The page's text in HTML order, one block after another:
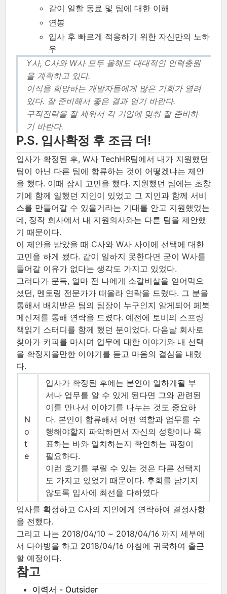
같이 일할 동료 및 팀에 대한 이해
연봉
입사 후 빠르게 적응하기 위한 자신만의 노하
우
Y사, C사와 W사 모두 올해도 대대적인 인력충원
을 계획하고 있다.
이직을 희망하는 개발자들에게 많은 기회가 열려
있다. 잘 준비해서 좋은 결과 얻기 바란다.
구직전략을 잘 세워서 각 기업에 맞춰 잘 준비하
기 바란다.
P.S. 입사확정 후 조금 더!
입사가 확정된 후, W사 TechHR팀에서 내가 지원했던
팀이 아닌 다른 팀에 합류하는 것이 어떻겠냐는 제안
을 했다. 이때 잠시 고민을 했다. 지원했던 팀에는 초창
기에 함께 일했던 지인이 있었고 그 지인과 함께 서비
스를 만들어갈 수 있을거라는 기대를 안고 지원했었는
데, 정작 회사에서 내 지원의사와는 다른 팀을 제안했
기 때문이다.
이 제안을 받았을 때 C사와 W사 사이에 선택에 대한
고민을 하게 됐다. 같이 일하지 못한다면 굳이 W사를
들어갈 이유가 없다는 생각도 가지고 있었다.
그러다가 문득, 얼마 전 나에게 소갈비살을 얻어먹으
셨던, 멘토링 전문가가 떠올라 연락을 드렸다. 그 분을
통해서 배치받은 팀의 팀장이 누구인지 알게되어 페북
메신저를 통해 연락을 드렸다. 예전에 토비의 스프링
책읽기 스터디를 함께 했던 분이었다. 다음날 회사로
찾아가 커피를 마시며 업무에 대한 이야기와 내 선택
을 확정지을만한 이야기를 듣고 마음의 결심을 내렸
다.
N
o
t
e
입사가 확정된 후에는 본인이 일하게될 부
서나 업무를 알 수 있게 된다면 그와 관련된
이를 만나서 이야기를 나누는 것도 중요하
다. 본인이 합류해서 어떤 역할과 업무를 수
행해야할지 파악하면서 자신의 성향이나 목
표하는 바와 일치하는지 확인하는 과정이
필요하다.
이런 호기를 부릴 수 있는 것은 다른 선택지
도 가지고 있었기 때문이다. 후회를 남기지
않도록 입사에 최선을 다하였다
입사를 확정하고 C사의 지인에게 연락하여 결정사항
을 전했다.
그리고 나는 2018/04/10 ~ 2018/04/16 까지 세부에
서 다아빙을 하고 2018/04/16 아침에 귀국하여 출근
할 예정이다.
참고
이력서 - Outsider